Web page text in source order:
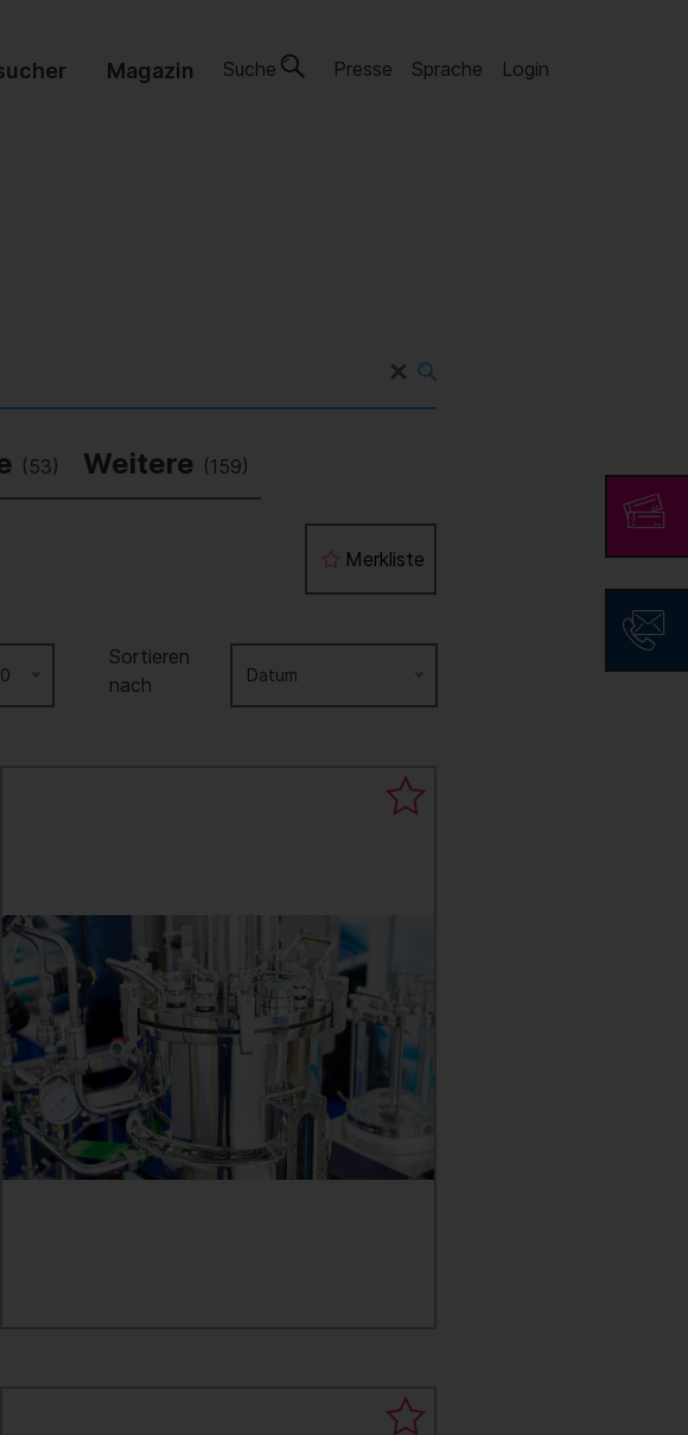
Magazin Suche Presse Sprache Login
(53) Weitere (159)
Merkliste
Sortieren
nach
Datum